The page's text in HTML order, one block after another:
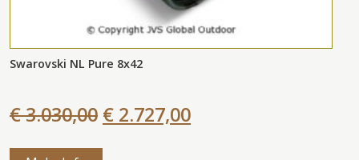
Swarovski NL Pure 8x42
€ 3.030,00 € 2.727,00